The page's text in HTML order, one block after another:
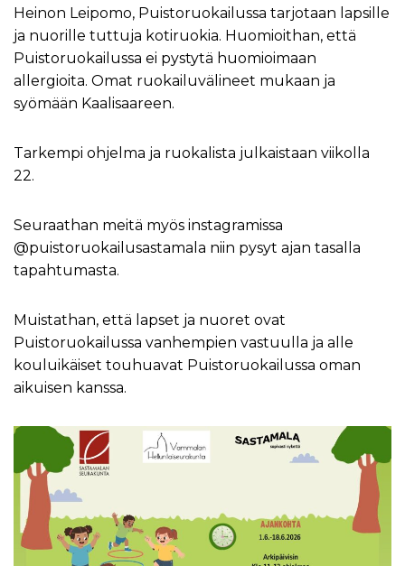
Heinon Leipomo, Puistoruokailussa tarjotaan lapsille
ja nuorille tuttuja kotiruokia. Huomioithan, että
Puistoruokailussa ei pystytä huomioimaan
allergioita. Omat ruokailuvälineet mukaan ja
syömään Kaalisaareen.
Tarkempi ohjelma ja ruokalista julkaistaan viikolla
22.
Seuraathan meitä myös instagramissa
@puistoruokailusastamala niin pysyt ajan tasalla
tapahtumasta.
Muistathan, että lapset ja nuoret ovat
Puistoruokailussa vanhempien vastuulla ja alle
kouluikäiset touhuavat Puistoruokailussa oman
aikuisen kanssa.